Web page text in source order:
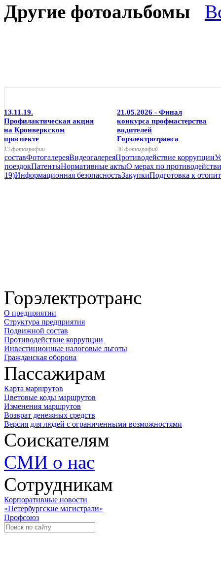
Другие фотоальбомы
13.11.19.
Профилактическая акция
на Кронверкском
проспекте
13 фотографии
21.05.2026 - Финал
конкурса профмастерства
водителей
Горэлектротранса
36 фотографий
составФотогалереяВидеогалереяПротиводействие коррупции
поездокПатентыНормативные актыО мерах по
19)Информационная безопасностьЗакупкиПодготовка к
Горэлектротранс
О предприятии
Структура предприятия
Подвижной состав
Противодействие коррупции
Инвестиционные налоговые льготы
Гражданская оборона
Пассажирам
Карта маршрутов
Цветовые коды маршрутов
Изменения маршрутов
Возврат денежных средств
Версия для людей с ограниченными возможностями
Соискателям
СМИ о нас
Сотрудникам
Корпоративные новости
«Петербургские магистрали»
Профсоюз